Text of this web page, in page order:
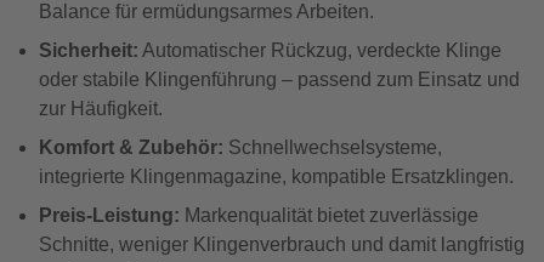
Balance für ermüdungsarmes Arbeiten.
Sicherheit: Automatischer Rückzug, verdeckte Klinge
oder stabile Klingenführung – passend zum Einsatz und
zur Häufigkeit.
Komfort & Zubehör: Schnellwechselsysteme,
integrierte Klingenmagazine, kompatible Ersatzklingen.
Preis-Leistung: Markenqualität bietet zuverlässige
Schnitte, weniger Klingenverbrauch und damit langfristig